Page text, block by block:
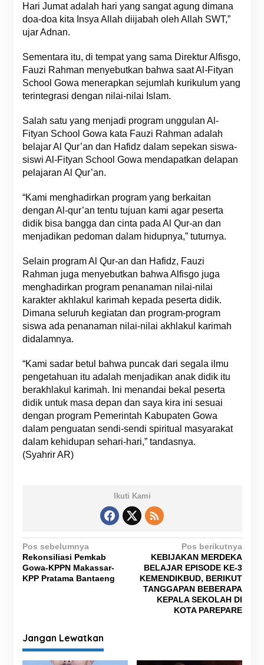
Hari Jumat adalah hari yang sangat agung dimana
doa-doa kita Insya Allah diijabah oleh Allah SWT,”
ujar Adnan.
Sementara itu, di tempat yang sama Direktur Alfisgo,
Fauzi Rahman menyebutkan bahwa saat Al-Fityan
School Gowa menerapkan sejumlah kurikulum yang
terintegrasi dengan nilai-nilai Islam.
Salah satu yang menjadi program unggulan Al-
Fityan School Gowa kata Fauzi Rahman adalah
belajar Al Qur’an dan Hafidz dalam sepekan siswa-
siswi Al-Fityan School Gowa mendapatkan delapan
pelajaran Al Qur’an.
“Kami menghadirkan program yang berkaitan
dengan Al-qur’an tentu tujuan kami agar peserta
didik bisa bangga dan cinta pada Al Qur-an dan
menjadikan pedoman dalam hidupnya,” tuturnya.
Selain program Al Qur-an dan Hafidz, Fauzi
Rahman juga menyebutkan bahwa Alfisgo juga
menghadirkan program penanaman nilai-nilai
karakter akhlakul karimah kepada peserta didik.
Dimana seluruh kegiatan dan program-program
siswa ada penanaman nilai-nilai akhlakul karimah
didalamnya.
“Kami sadar betul bahwa puncak dari segala ilmu
pengetahuan itu adalah menjadikan anak didik itu
berakhlakul karimah. Ini menandai bekal peserta
didik untuk masa depan dan saya kira ini sesuai
dengan program Pemerintah Kabupaten Gowa
dalam penguatan sendi-sendi spiritual masyarakat
dalam kehidupan sehari-hari,” tandasnya.
(Syahrir AR)
Ikuti Kami
N
a
v
a
s
Pos sebelumnya
Rekonsiliasi Pemkab
Gowa-KPPN Makassar-
KPP Pratama Bantaeng
Pos berikutnya
KEBIJAKAN MERDEKA
BELAJAR EPISODE KE-3
KEMENDIKBUD, BERIKUT
TANGGAPAN BEBERAPA
KEPALA SEKOLAH DI
KOTA PAREPARE
Jangan Lewatkan